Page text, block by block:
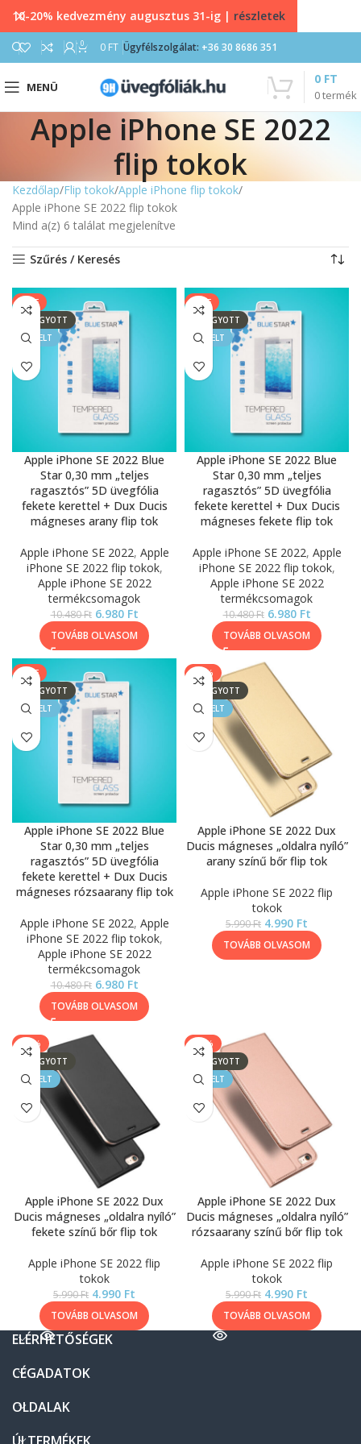
0 0 FT Ügyfélszolgálat: +36 30 8686 351
MENÜ
0termék
0 FT
Apple iPhone SE 2022
flip tokok
Kezdőlap Flip tokok Apple iPhone flip tokok
Apple iPhone SE 2022 flip tokok
Mind a(z) 6 találat megjelenítve
Szűrés / Keresés
SALE
ELFOGYOTT
KIEMELT
Apple iPhone SE 2022 Blue
Star 0,30 mm „teljes
ragasztós” 5D üvegfólia
fekete kerettel + Dux Ducis
mágneses arany flip tok
Apple iPhone SE 2022, Apple
iPhone SE 2022 flip tokok,
Apple iPhone SE 2022
termékcsomagok
10.480Ft 6.980 Ft
TOVÁBB OLVASOM
SALE
ELFOGYOTT
KIEMELT
Apple iPhone SE 2022 Blue
Star 0,30 mm „teljes
ragasztós” 5D üvegfólia
fekete kerettel + Dux Ducis
mágneses fekete flip tok
Apple iPhone SE 2022, Apple
iPhone SE 2022 flip tokok,
Apple iPhone SE 2022
termékcsomagok
10.480Ft 6.980 Ft
TOVÁBB OLVASOM
SALE
ELFOGYOTT
KIEMELT
Apple iPhone SE 2022 Blue
Star 0,30 mm „teljes
ragasztós” 5D üvegfólia
fekete kerettel + Dux Ducis
mágneses rózsaarany flip tok
Apple iPhone SE 2022, Apple
iPhone SE 2022 flip tokok,
Apple iPhone SE 2022
termékcsomagok
10.480Ft 6.980 Ft
TOVÁBB OLVASOM
-17%
ELFOGYOTT
KIEMELT
Apple iPhone SE 2022 Dux
Ducis mágneses „oldalra nyíló”
arany színű bőr flip tok
Apple iPhone SE 2022 flip
tokok
5.990Ft 4.990 Ft
TOVÁBB OLVASOM
-17%
ELFOGYOTT
KIEMELT
Apple iPhone SE 2022 Dux
Ducis mágneses „oldalra nyíló”
fekete színű bőr flip tok
Apple iPhone SE 2022 flip
tokok
5.990Ft 4.990 Ft
TOVÁBB OLVASOM
-17%
ELFOGYOTT
KIEMELT
Apple iPhone SE 2022 Dux
Ducis mágneses „oldalra nyíló”
rózsaarany színű bőr flip tok
Apple iPhone SE 2022 flip
tokok
5.990Ft 4.990 Ft
TOVÁBB OLVASOM
ELÉRHETŐSÉGEK
CÉGADATOK
OLDALAK
10-20% kedvezmény augusztus 31-ig | részletek